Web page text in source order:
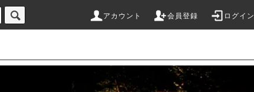
アカウント 会員登録 ログイン